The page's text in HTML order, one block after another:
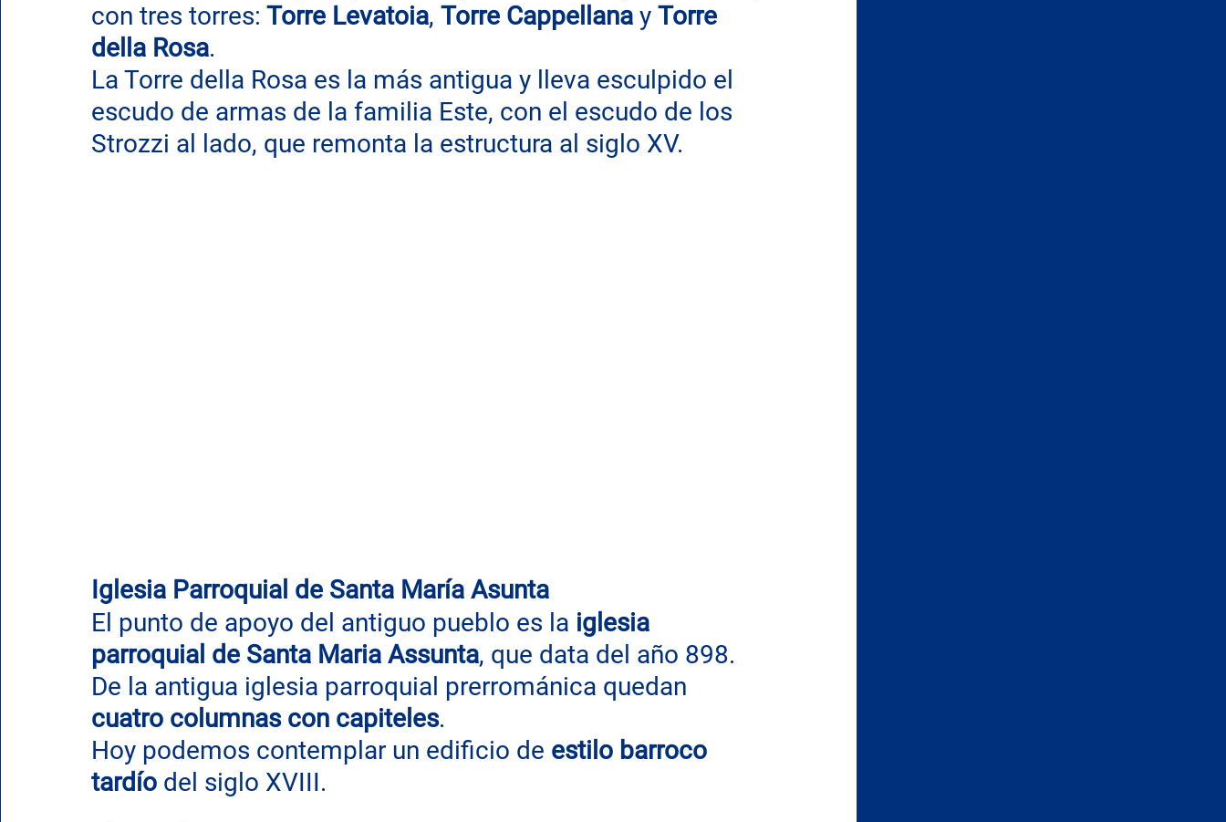
con tres torres: Torre Levatoia, Torre Cappellana y Torre
della Rosa.
La Torre della Rosa es la más antigua y lleva esculpido el
escudo de armas de la familia Este, con el escudo de los
Strozzi al lado, que remonta la estructura al siglo XV.
Iglesia Parroquial de Santa María Asunta
El punto de apoyo del antiguo pueblo es la iglesia
parroquial de Santa Maria Assunta, que data del año 898.
De la antigua iglesia parroquial prerrománica quedan
cuatro columnas con capiteles.
Hoy podemos contemplar un edificio de estilo barroco
tardío del siglo XVIII.